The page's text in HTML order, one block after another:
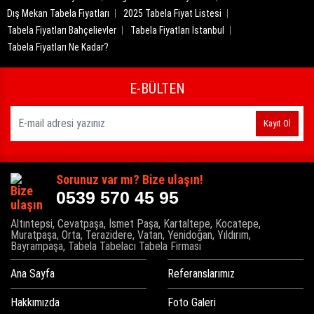
Dış Mekan Tabela Fiyatları
2025 Tabela Fiyat Listesi
Tabela Fiyatları Bahçelievler
Tabela Fiyatları İstanbul
Tabela Fiyatları Ne Kadar?
E-BÜLTEN
Kayıt Ol
Sorunuz var mı? Bize ulaşın!
0539 570 45 95
Altıntepsi, Cevatpaşa, İsmet Paşa, Kartaltepe, Kocatepe,
Muratpaşa, Orta, Terazidere, Vatan, Yenidoğan, Yıldırım,
Bayrampaşa, Tabela Tabelacı Tabela Firması
Ana Sayfa
Hakkımızda
Referanslarımız
Foto Galeri